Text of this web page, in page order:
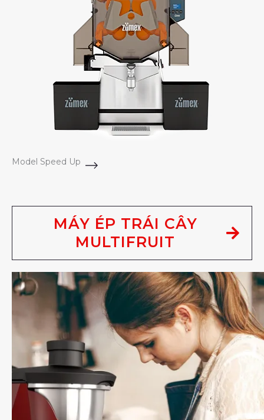
Model Speed Up
MÁY ÉP TRÁI CÂY
MULTIFRUIT